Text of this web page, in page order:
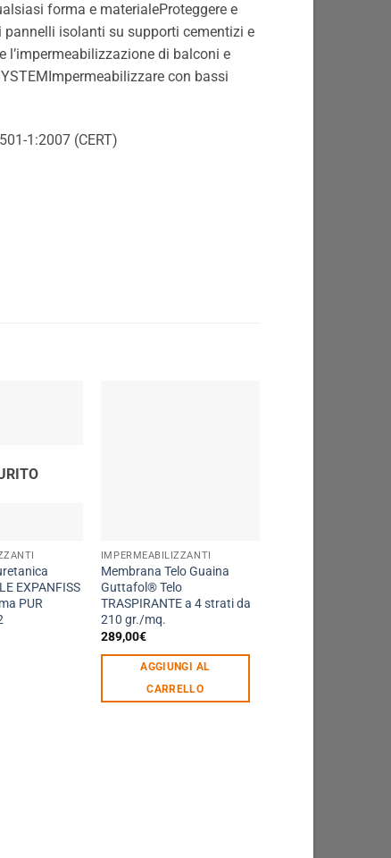
forma e materialeProteggere e
isolanti su supporti cementizi e
di balconi e
con bassi
1:2007 (CERT)
EXPANFISS
PUR
IMPERMEABILIZZANTI
Membrana Telo Guaina
Guttafol® Telo
TRASPIRANTE a 4 strati da
210 gr./mq.
289,00€
AGGIUNGI AL
CARRELLO